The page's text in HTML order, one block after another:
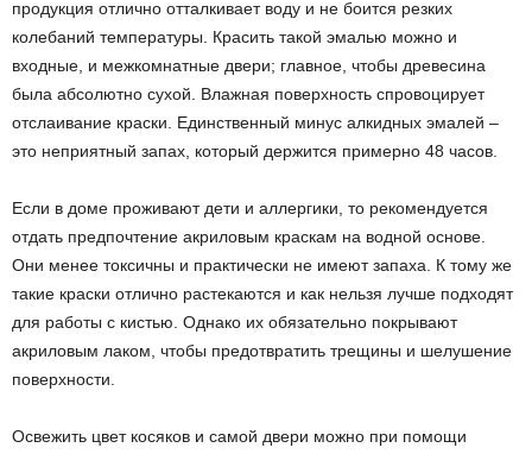
продукция отлично отталкивает воду и не боится резких
колебаний температуры. Красить такой эмалью можно и
входные, и межкомнатные двери; главное, чтобы древесина
была абсолютно сухой. Влажная поверхность спровоцирует
отслаивание краски. Единственный минус алкидных эмалей –
это неприятный запах, который держится примерно 48 часов.
Если в доме проживают дети и аллергики, то рекомендуется
отдать предпочтение акриловым краскам на водной основе.
Они менее токсичны и практически не имеют запаха. К тому же
такие краски отлично растекаются и как нельзя лучше подходят
для работы с кистью. Однако их обязательно покрывают
акриловым лаком, чтобы предотвратить трещины и шелушение
поверхности.
Освежить цвет косяков и самой двери можно при помощи